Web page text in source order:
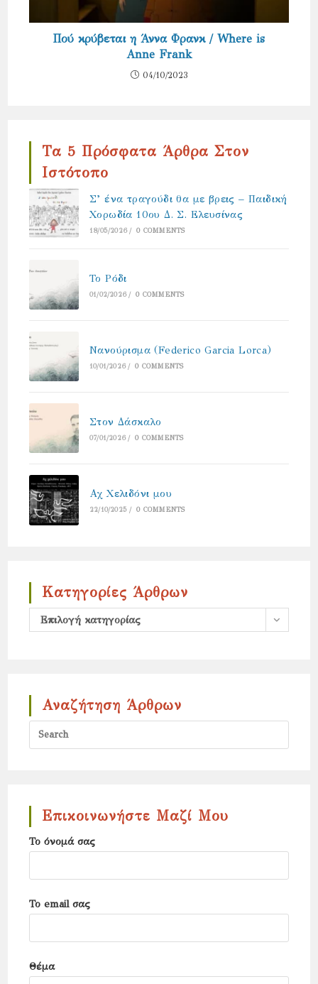
Πού κρύβεται η Άννα Φρανκ / Where is
Anne Frank
04/10/2023
Τα 5 Πρόσφατα Άρθρα Στον
Ιστότοπο
Σ’ ένα τραγούδι θα με βρεις – Παιδική
Χορωδία 10ου Δ. Σ. Ελευσίνας
18/05/2026 / 0 COMMENTS
Το Ρόδι
01/02/2026 / 0 COMMENTS
Νανούρισμα (Federico Garcia Lorca)
10/01/2026 / 0 COMMENTS
Στον Δάσκαλο
07/01/2026 / 0 COMMENTS
Αχ Χελιδόνι μου
22/10/2025 / 0 COMMENTS
Κατηγορίες Άρθρων
Κατηγορίες
Επιλογή κατηγορίας
Αναζήτηση Άρθρων
Επικοινωνήστε Μαζί Μου
Το όνομά σας
Το email σας
Θέμα